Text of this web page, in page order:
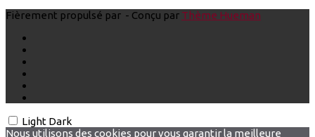
Fièrement propulsé par - Conçu par Thème Hueman
Light Dark
Nous utilisons des cookies pour vous garantir la meilleure